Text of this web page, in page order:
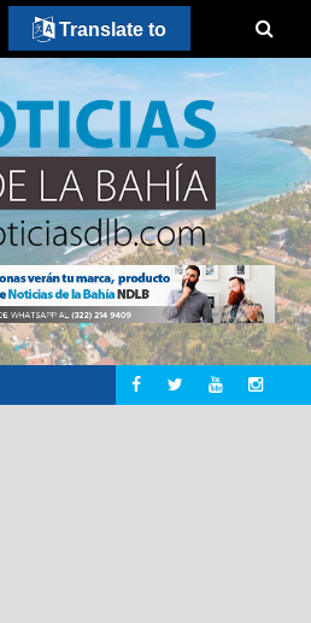
Translate to